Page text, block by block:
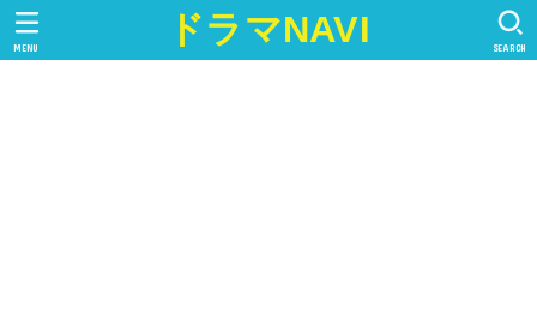
ドラマNAVI SEARCH
MENU